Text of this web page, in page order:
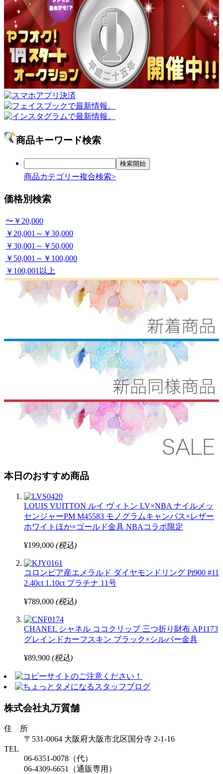
商品キーワード検索
商品カテゴリー複合検索>
価格別検索
〜￥20,000
￥20,001～￥30,000
￥30,001～￥50,000
￥50,001～￥100,000
￥100,001以上
本日のおすすめ商品
LOUIS VUITTON ルイ ヴィトン LV×NBA ナイルメッ
センジャーPM M45583 モノグラムキャンバス×レザー
ホワイトほか×ゴールド金具 NBAコラボ限定
¥199,000 (税込)
コロンビア産エメラルド ダイヤモンドリング Pt900 #11
2.40ct 1.10ct プラチナ 11号
¥789,000 (税込)
CHANEL シャネル ココクリップ 三つ折り財布 AP1173
グレインドカーフスキン ブラック×シルバー金具
¥89,900 (税込)
株式会社丸万質舗
住 所
〒531-0064 大阪府大阪市北区国分寺 2-1-16
TEL
06-6351-0078（代）
06-4309-6651（通販専用）